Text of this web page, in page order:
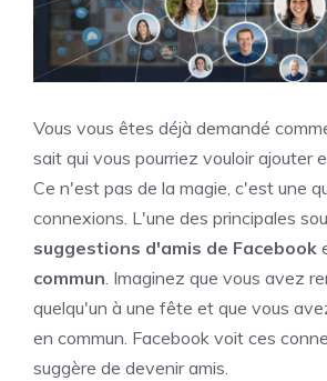
Vous vous êtes déjà demandé
sait qui vous pourriez vouloir ajouter
Ce n'est pas de la magie, c'est une
connexions. L'une des principales
suggestions d'amis de Facebook
commun. Imaginez que vous avez
quelqu'un à une fête et que vous
en commun. Facebook voit ces
suggère de devenir amis.